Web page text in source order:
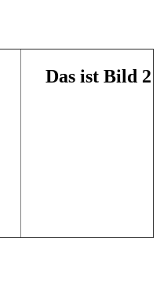
Das ist Bild 2